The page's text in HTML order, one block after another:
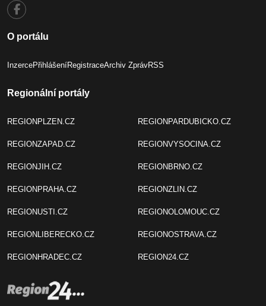
O portálu
InzercePřihlášeníRegistraceArchiv ZprávRSS
Regionální portály
REGIONPLZEN.CZ
REGIONZAPAD.CZ
REGIONJIH.CZ
REGIONPRAHA.CZ
REGIONUSTI.CZ
REGIONLIBERECKO.CZ
REGIONHRADEC.CZ
REGIONPARDUBICKO.CZ
REGIONVYSOCINA.CZ
REGIONBRNO.CZ
REGIONZLIN.CZ
REGIONOLOMOUC.CZ
REGIONOSTRAVA.CZ
REGION24.CZ